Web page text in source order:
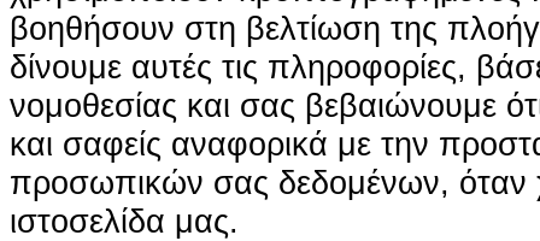
βοηθήσουν στη βελτίωση της
δίνουμε αυτές τις πληροφορίες,
νομοθεσίας και σας βεβαιώνουμε ότι
και σαφείς αναφορικά με την
προσωπικών σας δεδομένων, όταν
ιστοσελίδα μας.